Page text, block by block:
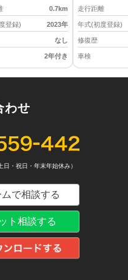
0.7km
登録) 2023年
なし
2年付き
走行距離
年式(初度登録)
修復歴
車検
わせ
・祝日・年末年始休み）
で相談する
ト相談する